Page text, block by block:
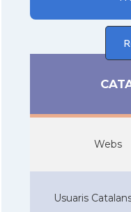
Webs
Usuaris